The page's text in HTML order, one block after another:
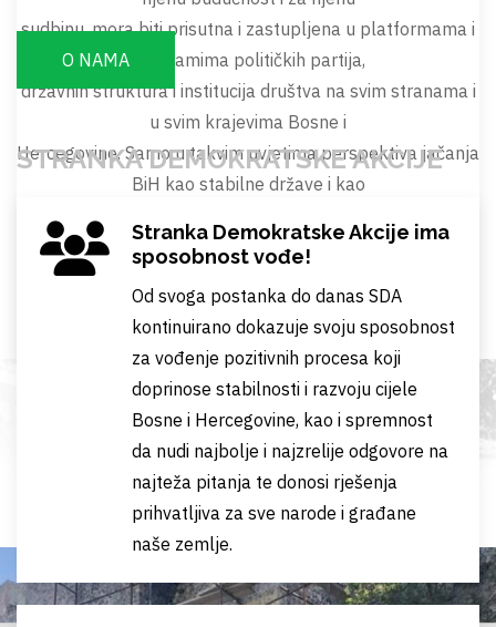
sudbinu, mora biti prisutna i zastupljena u platformama i
programima političkih partija,
državnih struktura i institucija društva na svim stranama i
u svim krajevima Bosne i
Hercegovine. Samo u takvim uvjetima perspektiva jačanja
BiH kao stabilne države i kao
narode i građane bit će potpuno
Realizovani projekti
O NAMA
STRANKA DEMOKRATSKE AKCIJE
Stranka Demokratske Akcije ima
sposobnost vođe!
Od svoga postanka do danas SDA
kontinuirano dokazuje svoju sposobnost
za vođenje pozitivnih procesa koji
doprinose stabilnosti i razvoju cijele
Bosne i Hercegovine, kao i spremnost
da nudi najbolje i najzrelije odgovore na
najteža pitanja te donosi rješenja
prihvatljiva za sve narode i građane
naše zemlje.